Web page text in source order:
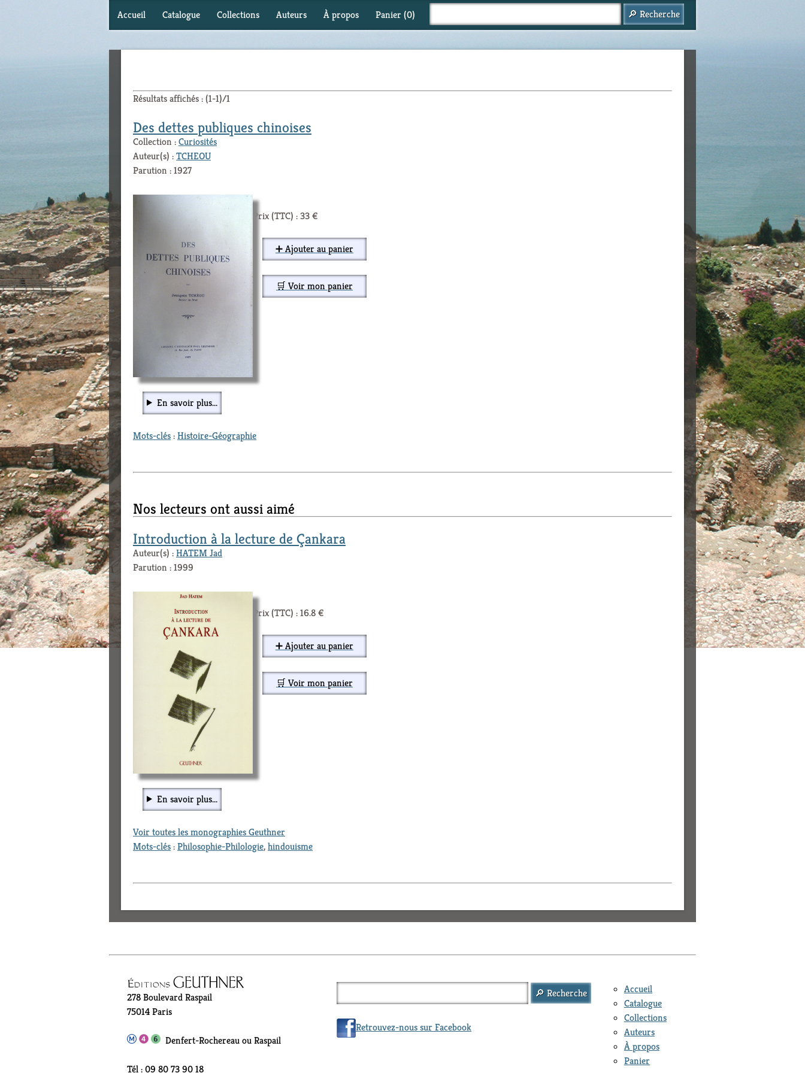
Accueil Catalogue Collections Auteurs À propos Panier (0)
Résultats affichés : (1-1)/1
Des dettes publiques chinoises
Collection :Curiosités
Auteur(s) :TCHEOU
Parution : 1927
Prix (TTC) : 33 €
➕ Ajouter au panier
🛒 Voir mon panier
En savoir plus...
Mots-clés:Histoire-Géographie
Nos lecteurs ont aussi aimé
Introduction à la lecture de Çankara
Auteur(s) :HATEM Jad
Parution : 1999
Prix (TTC) : 16.8 €
➕ Ajouter au panier
🛒 Voir mon panier
En savoir plus...
Voir toutes les monographies Geuthner
Mots-clés:Philosophie-Philologie,hindouisme
278 Boulevard Raspail
75014 Paris
Denfert-Rochereau ou Raspail
Tél : 09 80 73 90 18
Accueil
Catalogue
Collections
Auteurs
À propos
Panier
Retrouvez-nous sur Facebook